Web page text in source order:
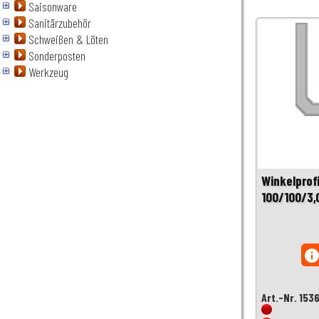
Saisonware
Sanitärzubehör
Schweißen & Löten
Sonderposten
Werkzeug
100/100/
info
Art.-Nr.